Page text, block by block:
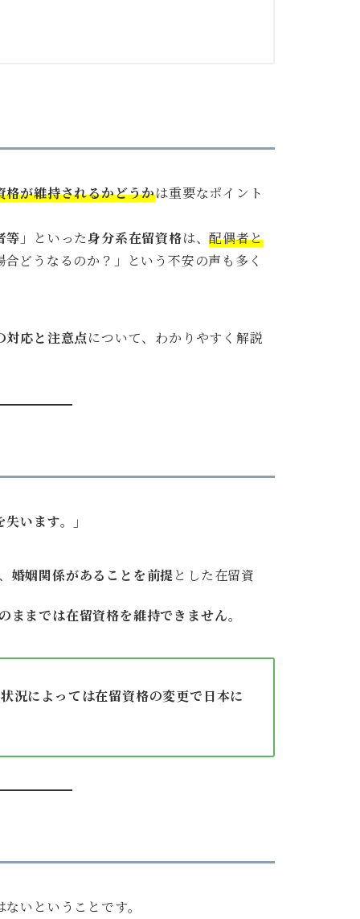
格が維持されるかどうかは重要なポイント
等 」といった身分系在留資格は、配偶者と
どうなるのか？」という不安の声も多く
対応と注意点について、わかりやすく解説
失います。 」
婚姻関係があることを前提とした在留資
までは在留資格を維持できません。
況によっては在留資格の変更で日本に
いということです。